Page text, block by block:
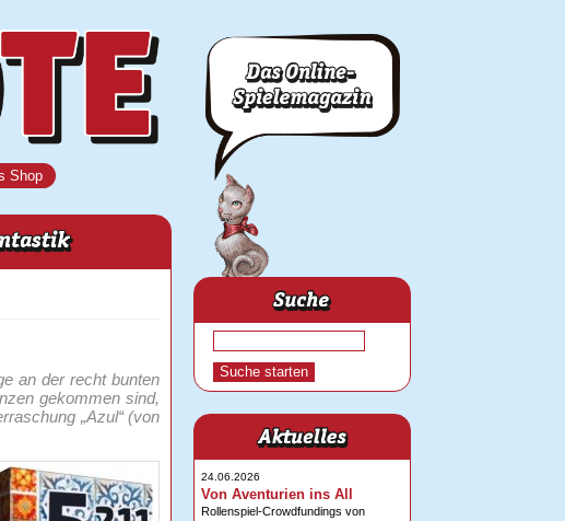
Shop
an der recht bunten
gekommen sind,
„Azul“ (von
24.06.2026
Von Aventurien ins All
Rollenspiel-Crowdfundings von